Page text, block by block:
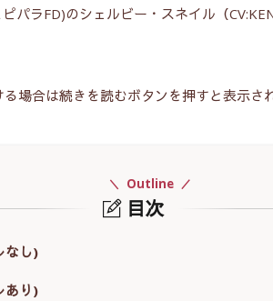
パラFD)のシェルビー・スネイル（
場合は続きを読むボタンを押すと表示さ
目次
Outline
なし)
あり)